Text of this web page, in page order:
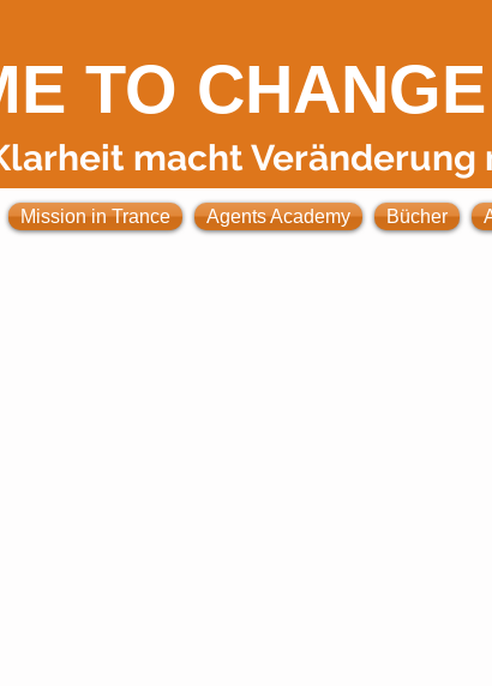
TO CHANGE
macht Veränderung
Mission in Trance Agents Academy Bücher